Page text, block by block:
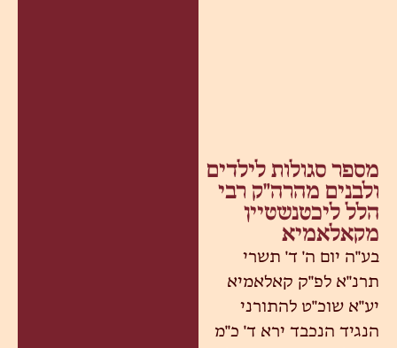
מספר סגולות לילדים
ולבנים מהרה"ק רבי
הלל ליכטנשטיין
מקאלאמיא
בע"ה יום ה' ד' תשרי
תרנ"א לפ"ק קאלאמיא
יע"א שוכ"ט להתורני
הנגיד הנכבד ירא ד' כ"מ